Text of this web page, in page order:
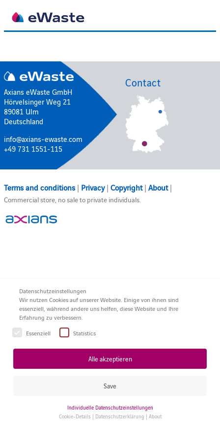
Axians eWaste GmbH
Hörvelsinger Weg 21
89081 Ulm
Deutschland
info@axians-ewaste.com
+49 731 1551-115
Contact
Terms and conditions | Privacy | Copyright | About |
Commercial store, no sale to private individuals.
Datenschutzeinstellungen
Wir nutzen Cookies auf unserer Website. Einige von ihnen sind
essenziell, während andere uns helfen, diese Website und Ihre
Erfahrung zu verbessern.
Essenziell
Statistics
Alle akzeptieren
Save
Individuelle Datenschutzeinstellungen
Cookie-Details | Datenschutzerklärung | About